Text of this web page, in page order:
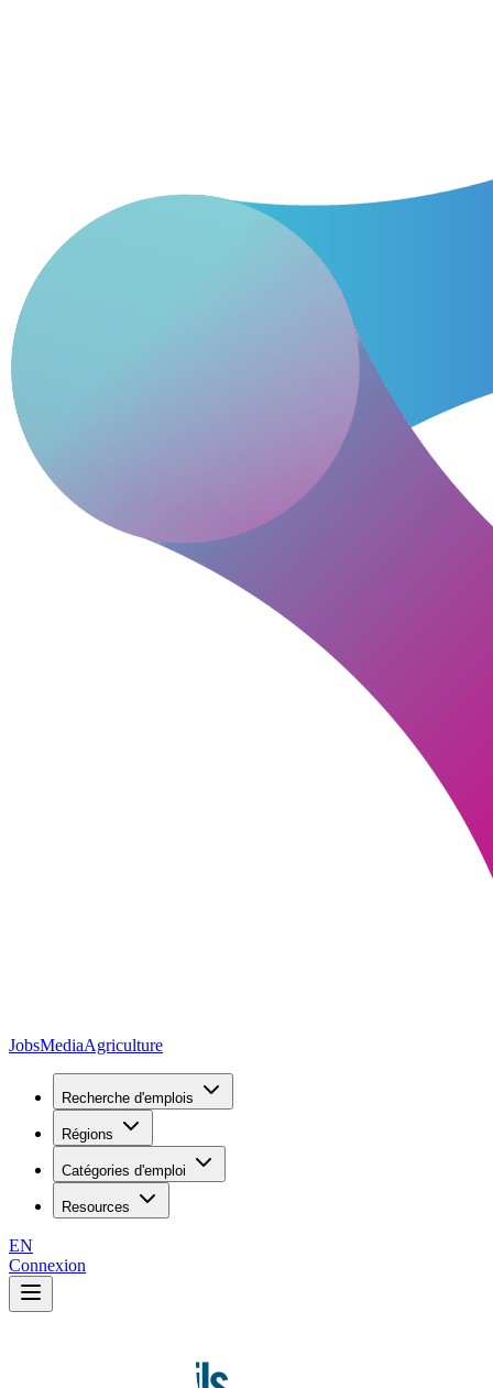
JobsMediaAgriculture
Recherche d'emplois
Régions
Catégories d'emploi
Resources
EN
Connexion